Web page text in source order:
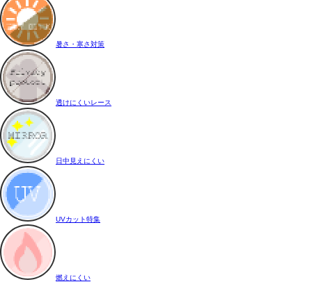
暑さ・寒さ対策
透けにくいレース
日中見えにくい
UVカット特集
燃えにくい